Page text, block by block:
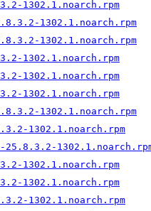
1302.1.noarch.rpm
1302.1.noarch.rpm
1302.1.noarch.rpm
1302.1.noarch.rpm
1302.1.noarch.rpm
1302.1.noarch.rpm
1302.1.noarch.rpm
1302.1.noarch.rpm
1302.1.noarch.rpm
1302.1.noarch.rpm
1302.1.noarch.rpm